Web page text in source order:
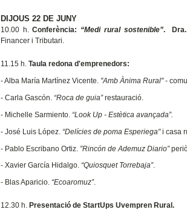
DIJOUS 22 DE JUNY
10.00 h.Conferència: “Medi rural sostenible”. Dra.
Financer i Tributari.
11.15 h. Taula redona d'emprenedors:
- Alba María Martínez Vicente. "Amb Ànima Rural"-
- Carla Gascón. “Roca de guia”restauració.
- Michelle Sarmiento. “Look Up - Estètica avançada”.
- José Luis López. “Delícies de poma Esperiega"i casa
- Pablo Escribano Ortiz. ”Rincón de Ademuz Diario”
- Xavier García Hidalgo. “Quiosquet Torrebaja”.
- Blas Aparicio. “Ecoaromuz”.
12.30 h. Presentació de StartUps Uvempren Rural.